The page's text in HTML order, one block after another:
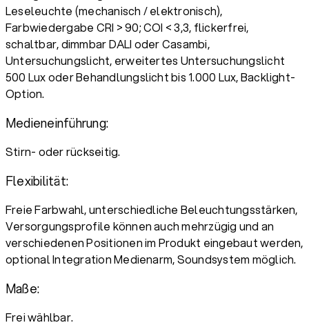
Leseleuchte (mechanisch / elektronisch),
Farbwiedergabe CRI > 90; COI < 3,3, flickerfrei,
schaltbar, dimmbar DALI oder Casambi,
Untersuchungslicht, erweitertes Untersuchungslicht
500 Lux oder Behandlungslicht bis 1.000 Lux, Backlight-
Option.
Medieneinführung:
Stirn- oder rückseitig.
Flexibilität:
Freie Farbwahl, unterschiedliche Beleuchtungsstärken,
Versorgungsprofile können auch mehrzügig und an
verschiedenen Positionen im Produkt eingebaut werden,
optional Integration Medienarm, Soundsystem möglich.
Maße:
Frei wählbar.